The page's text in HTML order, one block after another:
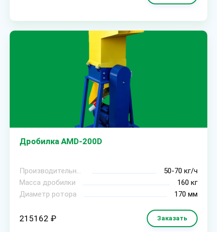
Дробилка AMD-200D
Производительность
50-70 кг/ч
Масса дробилки
160 кг
Диаметр ротора
170 мм
215162 ₽ Заказать